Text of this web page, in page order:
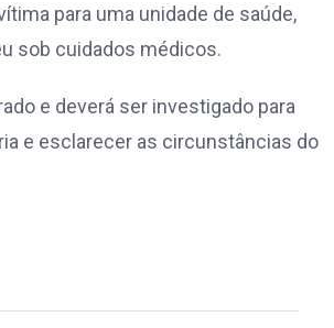
para uma unidade de saúde,
sob cuidados médicos.
e deverá ser investigado para
e esclarecer as circunstâncias do